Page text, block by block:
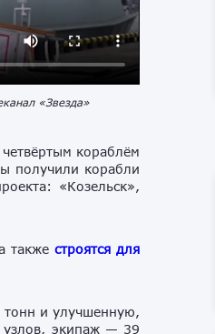
«Звезда»
кораблём
получили корабли
«Козельск»,
такжестроятся для
и улучшенную,
узлов, экипаж — 39